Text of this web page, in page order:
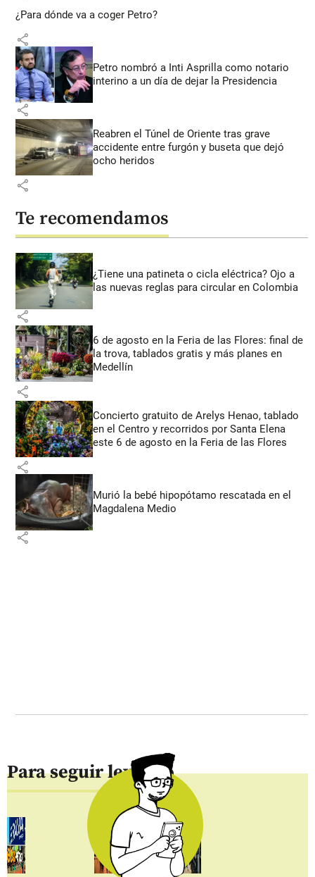
¿Para dónde va a coger Petro?
share
Petro nombró a Inti Asprilla como notario
interino a un día de dejar la Presidencia
share
Reabren el Túnel de Oriente tras grave
accidente entre furgón y buseta que dejó
ocho heridos
share
Te recomendamos
¿Tiene una patineta o cicla eléctrica? Ojo a
las nuevas reglas para circular en Colombia
share
6 de agosto en la Feria de las Flores: final de
la trova, tablados gratis y más planes en
Medellín
share
Concierto gratuito de Arelys Henao, tablado
en el Centro y recorridos por Santa Elena
este 6 de agosto en la Feria de las Flores
share
Murió la bebé hipopótamo rescatada en el
Magdalena Medio
share
Para seguir leyendo